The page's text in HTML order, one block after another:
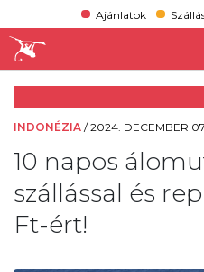
Ajánlatok
INDONÉZIA /2024. DECEMBER
10 napos
szállással és
Ft-ért!